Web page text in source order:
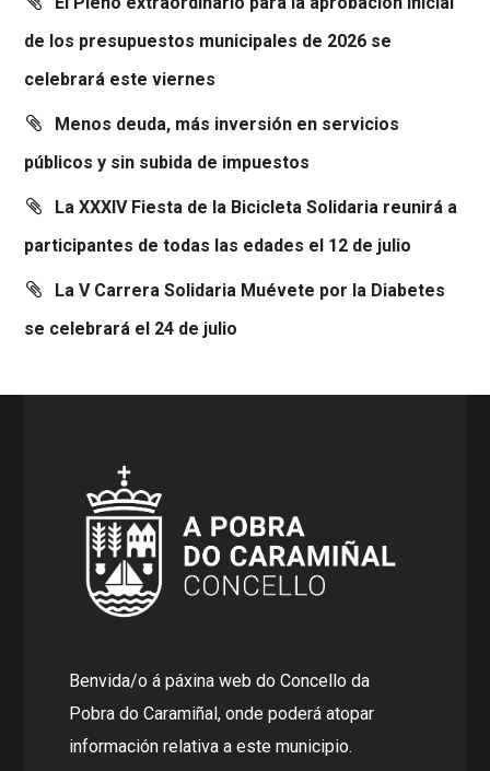
de los presupuestos municipales de 2026 se
celebrará este viernes
Menos deuda, más inversión en servicios
públicos y sin subida de impuestos
La XXXIV Fiesta de la Bicicleta Solidaria reunirá a
participantes de todas las edades el 12 de julio
La V Carrera Solidaria Muévete por la Diabetes
se celebrará el 24 de julio
Benvida/o á páxina web do Concello da
Pobra do Caramiñal, onde poderá atopar
información relativa a este municipio.